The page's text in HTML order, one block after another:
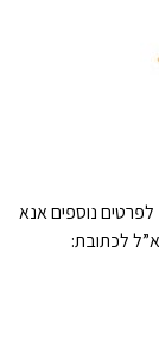
לפרטים נוספים אנא